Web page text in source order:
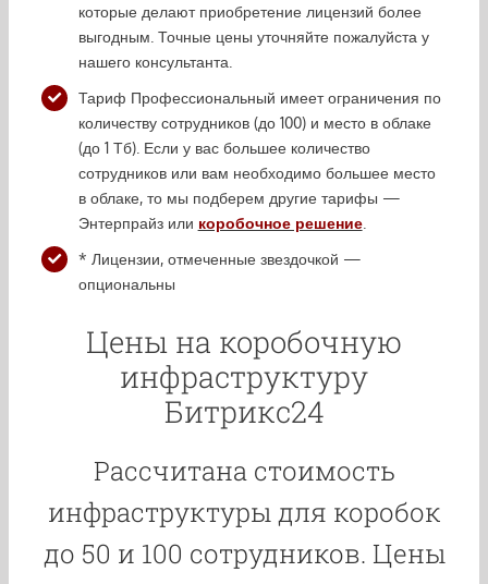
которые делают приобретение лицензий более
выгодным. Точные цены уточняйте пожалуйста у
нашего консультанта.
Тариф Профессиональный имеет ограничения по
количеству сотрудников (до 100) и место в облаке
(до 1 Тб). Если у вас большее количество
сотрудников или вам необходимо большее место
в облаке, то мы подберем другие тарифы —
Энтерпрайз или коробочное решение.
* Лицензии, отмеченные звездочкой —
опциональны
Цены на коробочную
инфраструктуру
Битрикс24
Рассчитана стоимость
инфраструктуры для коробок
до 50 и 100 сотрудников. Цены